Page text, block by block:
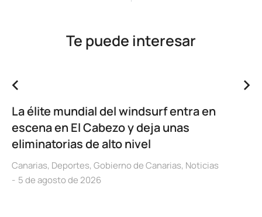
Te puede interesar
La élite mundial del windsurf entra en
escena en El Cabezo y deja unas
eliminatorias de alto nivel
Canarias, Deportes, Gobierno de Canarias, Noticias
5 de agosto de 2026